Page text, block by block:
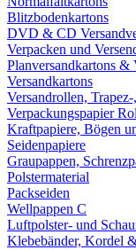
Blitzbodenkartons
DVD & CD
Verpacken und
Planversandkartons &
Versandkartons
Versandrollen,
Verpackungspapier
Kraftpapiere, Bögen
Seidenpapiere
Graupappen,
Polstermaterial
Packseiden
Wellpappen C
Luftpolster- und
Klebebänder, Kordel